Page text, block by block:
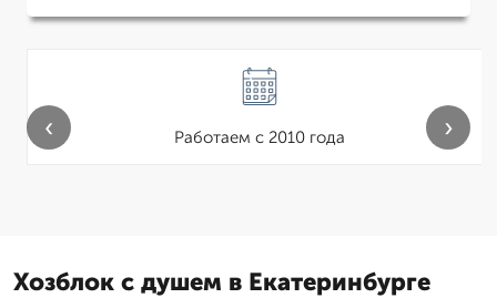
Работаем с 2010 года
‹ ›
Хозблок с душем в Екатеринбурге